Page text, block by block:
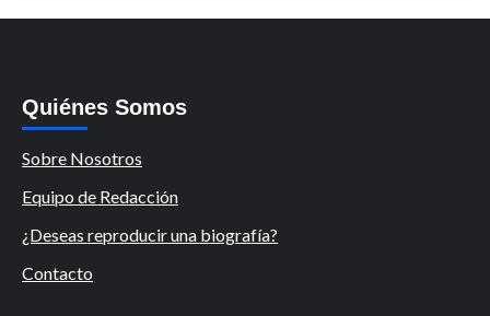
Quiénes Somos
Sobre Nosotros
Equipo de Redacción
¿Deseas reproducir una biografía?
Contacto